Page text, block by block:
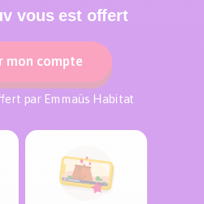
mon compte
vous est offert
par Emmaüs Habitat